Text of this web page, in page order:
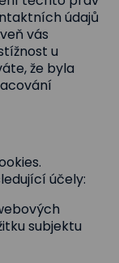
údajů
vás
u
že byla
účely:
subjektu